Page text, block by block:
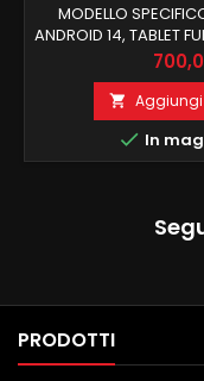
MODELLO
ANDROID 14, TABLET
12,3 POLLICI
GIA IN DOTAZIONE
RECUPERO
FUNZIONI DI BORDO
AUTO WIRELESS
OFFLINE E ONLINE

 In
PRODOTTI